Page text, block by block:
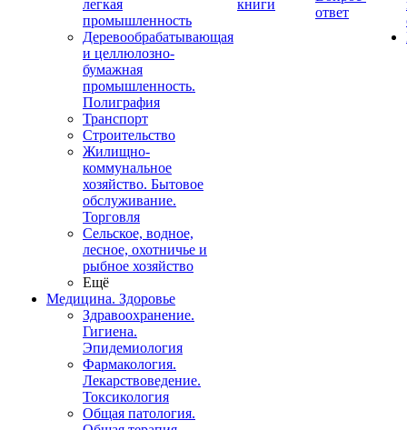
легкая
промышленность
Деревообрабатывающая
и целлюлозно-
бумажная
промышленность.
Полиграфия
Транспорт
Строительство
Жилищно-
коммунальное
хозяйство. Бытовое
обслуживание.
Торговля
Сельское, водное,
лесное, охотничье и
рыбное хозяйство
Ещё
Медицина. Здоровье
Здравоохранение.
Гигиена.
Эпидемиология
Фармакология.
Лекарствоведение.
Токсикология
Общая патология.
книги
ответ